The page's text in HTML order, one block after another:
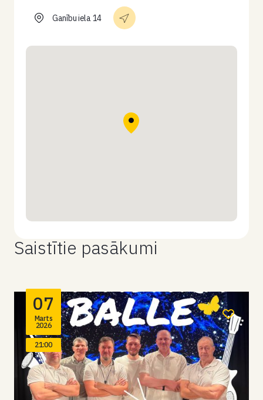
Ganību iela 14
Saistītie pasākumi
07
Marts
2026
21:00